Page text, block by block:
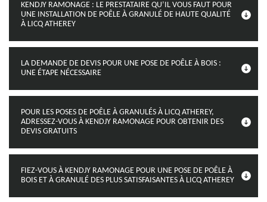
KENDJY RAMONAGE : LE PRESTATAIRE QU’IL VOUS FAUT POUR
UNE INSTALLATION DE POÊLE À GRANULÉ DE HAUTE QUALITÉ
À LICQ ATHEREY
LA DEMANDE DE DEVIS POUR UNE POSE DE POÊLE À BOIS :
UNE ÉTAPE NÉCESSAIRE
POUR LES POSES DE POÊLE À GRANULÉS À LICQ ATHEREY,
ADRESSEZ-VOUS À KENDJY RAMONAGE POUR OBTENIR DES
DEVIS GRATUITS
FIEZ-VOUS À KENDJY RAMONAGE POUR UNE POSE DE POÊLE À
BOIS ET À GRANULÉ DES PLUS SATISFAISANTES À LICQ ATHEREY